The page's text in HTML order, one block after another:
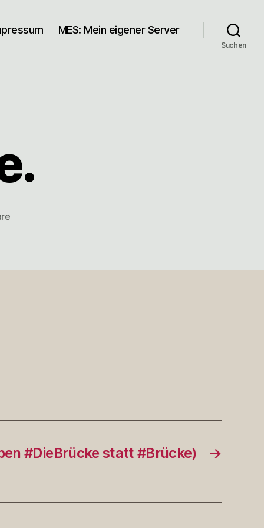
MES: Mein eigener Server
Suchen
zu
→
#DieBrücke statt #Brücke)